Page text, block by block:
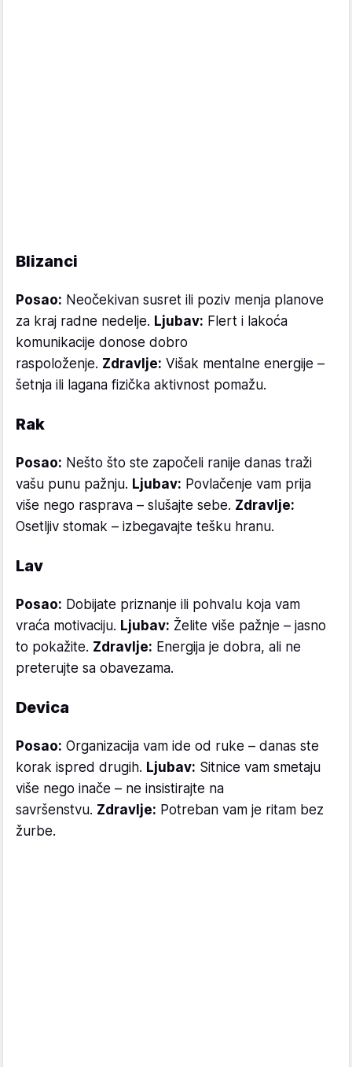
Blizanci
Posao: Neočekivan susret ili poziv menja planove
za kraj radne nedelje. Ljubav: Flert i lakoća
komunikacije donose dobro
raspoloženje. Zdravlje: Višak mentalne energije –
šetnja ili lagana fizička aktivnost pomažu.
Rak
Posao: Nešto što ste započeli ranije danas traži
vašu punu pažnju. Ljubav: Povlačenje vam prija
više nego rasprava – slušajte sebe. Zdravlje:
Osetljiv stomak – izbegavajte tešku hranu.
Lav
Posao: Dobijate priznanje ili pohvalu koja vam
vraća motivaciju. Ljubav: Želite više pažnje – jasno
to pokažite. Zdravlje: Energija je dobra, ali ne
preterujte sa obavezama.
Devica
Posao: Organizacija vam ide od ruke – danas ste
korak ispred drugih. Ljubav: Sitnice vam smetaju
više nego inače – ne insistirajte na
savršenstvu. Zdravlje: Potreban vam je ritam bez
žurbe.